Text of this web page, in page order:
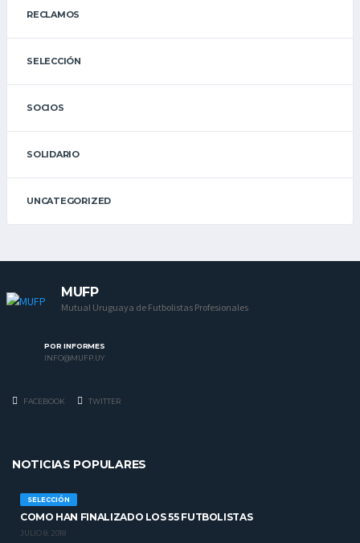
RECLAMOS
SELECCIÓN
SOCIOS
SOLIDARIO
UNCATEGORIZED
MUFP
Mutual Uruguaya de Futbolistas Profesionales
POR INFORMES
INFO@MUFP.UY
FACEBOOK TWITTER
NOTICIAS POPULARES
SELECCIÓN
COMO HAN FINALIZADO LOS 55 FUTBOLISTAS
JULIO 8, 2018